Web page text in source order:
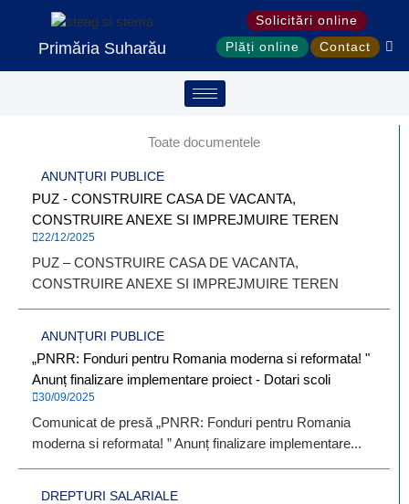
conținutPrimăria Suharău
Solicitări online
Plăți online
Contact
Toate documentele
ANUNȚURI PUBLICE
PUZ - CONSTRUIRE CASA DE VACANTA,
CONSTRUIRE ANEXE SI IMPREJMUIRE TEREN
22/12/2025
PUZ – CONSTRUIRE CASA DE VACANTA,
CONSTRUIRE ANEXE SI IMPREJMUIRE TEREN
ANUNȚURI PUBLICE
„PNRR: Fonduri pentru Romania moderna si reformata! "
Anunț finalizare implementare proiect - Dotari scoli
30/09/2025
Comunicat de presă „PNRR: Fonduri pentru Romania
moderna si reformata! ” Anunț finalizare implementare...
DREPTURI SALARIALE